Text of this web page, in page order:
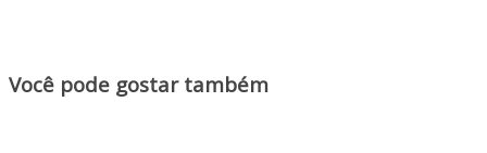
Você pode gostar também